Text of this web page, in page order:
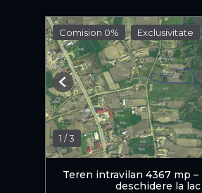
Comision 0% Exclusivitate
1 /3
Previous
Teren intravilan 4367 mp –
deschidere la lac